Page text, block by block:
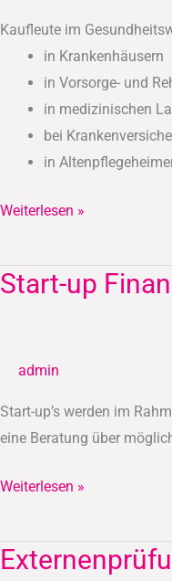
Kaufleute im
in Krankenhäusern
in Vorsorge- und
in medizinischen
bei
in
Weiterlesen »
Start-up
admin
Start-up’s werden im
eine Beratung über
Start-
Weiterlesen »
Externenprüfung